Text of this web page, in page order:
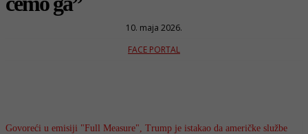
10. maja 2026.
FACE PORTAL
Govoreći u emisiji "Full Measure", Trump je istakao da američke službe